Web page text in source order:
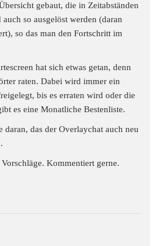
gebaut, die in Zeitabständen
so ausgelöst werden (daran
so das man den Fortschritt im
hat sich etwas getan, denn
raten. Dabei wird immer ein
bis es erraten wird oder die
es eine Monatliche Bestenliste.
daran, das der Overlaychat auch neu
Kommentiert gerne.